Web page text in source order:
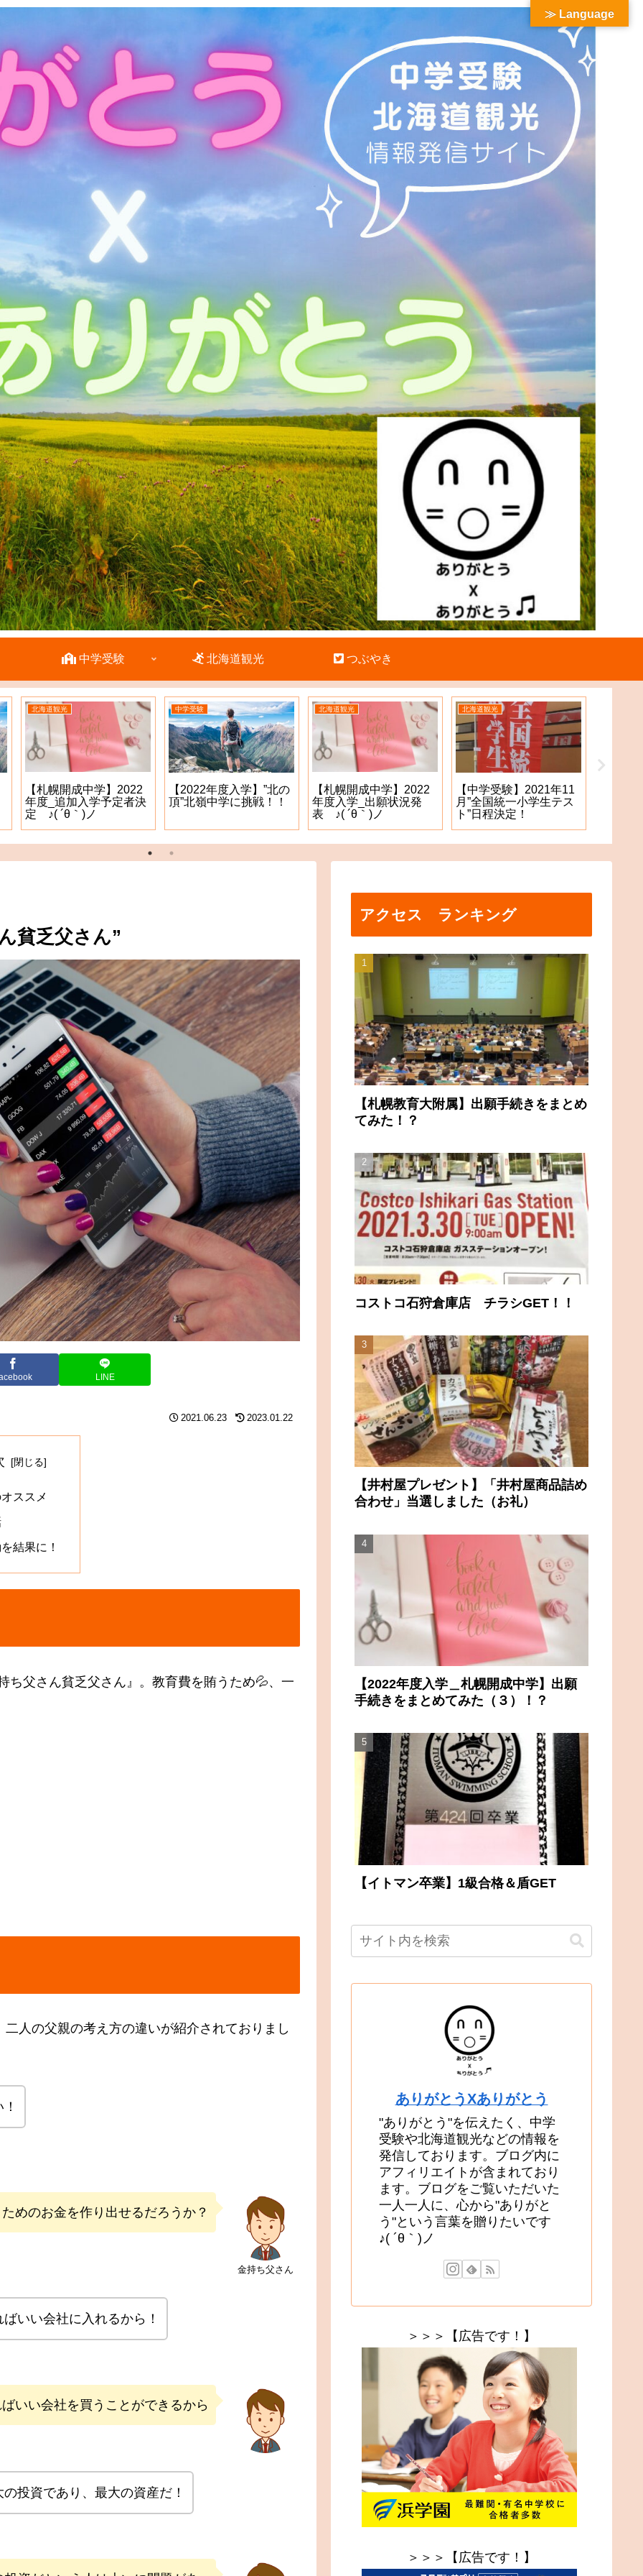
中学受験 北海道観光 つぶやき
北海道観光
【札幌開成中学】2022
年度_追加入学予定者決
定 ♪( ´θ｀)ノ
中学受験
【2022年度入学】”北の
頂”北嶺中学に挑戦！！
北海道観光
【札幌開成中学】2022
年度入学_出願状況発
表 ♪( ´θ｀)ノ
北海道観光
【中学受験】2021年11
月”全国統一小学生テス
ト”日程決定！
貧乏父さん”
LINE
2021.06.23 2023.01.22
ススメ
結果に！
ち父さん貧乏父さん』。教育費を賄うため💦、一
人の父親の考え方の違いが紹介されておりまし
金持ち父さん
めのお金を作り出せるだろうか？
いい会社に入れるから！
いい会社を買うことができるから
投資であり、最大の資産だ！
アクセス ランキング
【札幌教育大附属】出願手続きをまとめ
てみた！？
コストコ石狩倉庫店 チラシGET！！
【井村屋プレゼント】「井村屋商品詰め
合わせ」当選しました（お礼）
【2022年度入学＿札幌開成中学】出願
手続きをまとめてみた（３）！？
【イトマン卒業】1級合格＆盾GET
ありがとうXありがとう
"ありがとう"を伝えたく、中学
受験や北海道観光などの情報を
発信しております。ブログ内に
アフィリエイトが含まれており
ます。ブログをご覧いただいた
一人一人に、心から"ありがと
う"という言葉を贈りたいです
♪( ´θ｀)ノ
＞＞＞【広告です！】
＞＞＞【広告です！】
≫ Language